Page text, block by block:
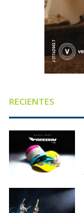
RECIENTES